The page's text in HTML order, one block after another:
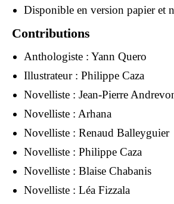
Disponible en version papier et
Contributions
Anthologiste : Yann Quero
Illustrateur : Philippe Caza
Novelliste : Jean-Pierre
Novelliste : Arhana
Novelliste : Renaud Balleyguier
Novelliste : Philippe Caza
Novelliste : Blaise Chabanis
Novelliste : Léa Fizzala